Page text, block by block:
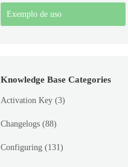
Exemplo de uso
Knowledge Base Categories
Activation Key (3)
Changelogs (88)
Configuring (131)